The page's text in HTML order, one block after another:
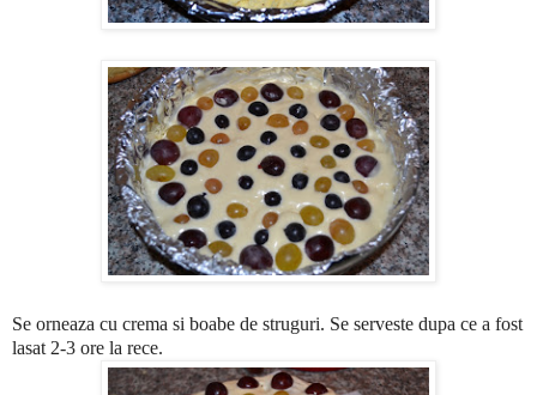
Se orneaza cu crema si boabe de struguri. Se serveste dupa ce a fost
lasat 2-3 ore la rece.